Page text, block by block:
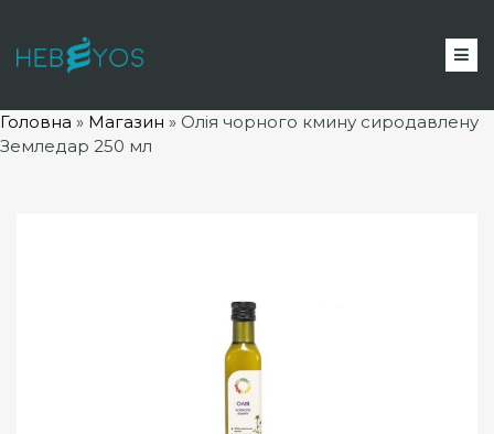
Головна » Магазин » Олія чорного кмину сиродавлену
Земледар 250 мл